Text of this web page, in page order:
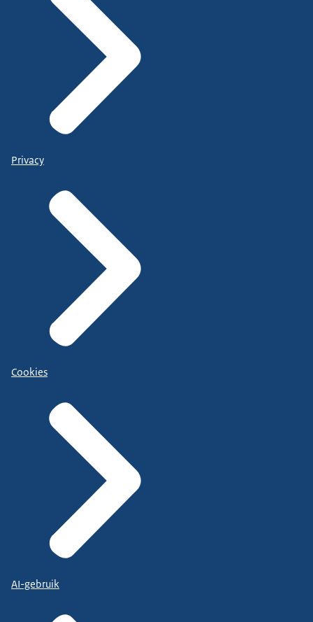
Privacy
Cookies
AI-gebruik